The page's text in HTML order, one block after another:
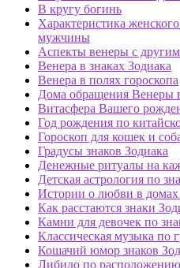
В кругу богинь
Характеристика
мужчины
Аспекты венеры с
Венера в знаках Зодиака
Венера в полях гороскопа
Дома обращения Венеры
Витасфера Вашего
Год рождения по
Гороскоп для кошек и
Градусы знаков Зодиака
Денежные ритуалы на
Детская астрология по
Истории о любви в домах
Как расстаются знаки
Камни для девочек по
Классическая музыка по
Кошачий юмор знаков
Либидо по